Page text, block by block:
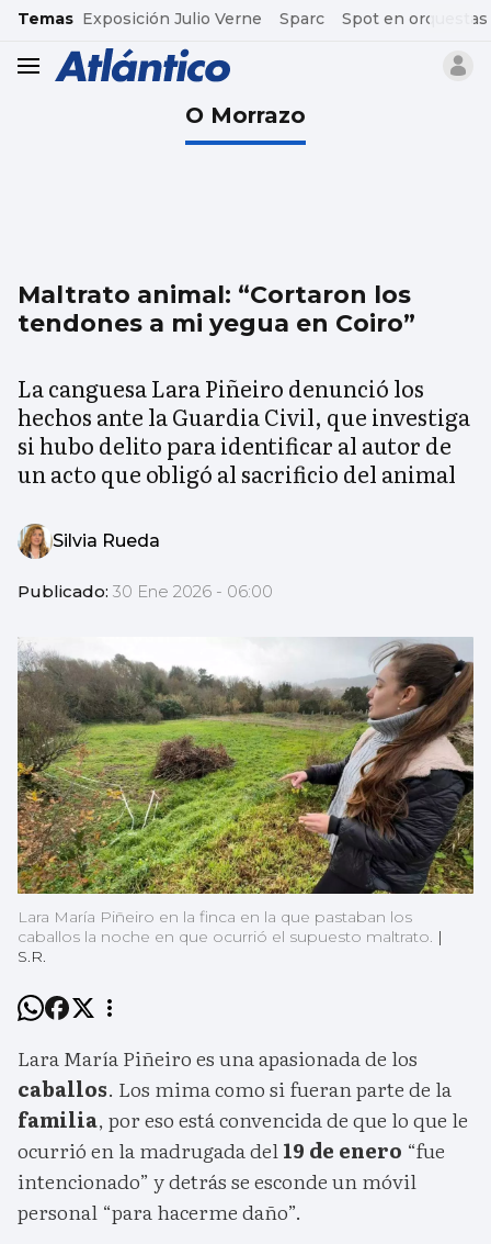
common.go-to-content
Temas Exposición Julio Verne Sparc Spot en orquestas
header.menu.open
O Morrazo
Maltrato animal: “Cortaron los
tendones a mi yegua en Coiro”
La canguesa Lara Piñeiro denunció los
hechos ante la Guardia Civil, que investiga
si hubo delito para identificar al autor de
un acto que obligó al sacrificio del animal
Silvia Rueda
Publicado: 30 Ene 2026 - 06:00
Lara María Piñeiro en la finca en la que pastaban los
caballos la noche en que ocurrió el supuesto maltrato. |
S.R.
Lara María Piñeiro es una apasionada de los
caballos. Los mima como si fueran parte de la
familia, por eso está convencida de que lo que le
ocurrió en la madrugada del19 de enero “fue
intencionado” y detrás se esconde un móvil
personal “para hacerme daño”.